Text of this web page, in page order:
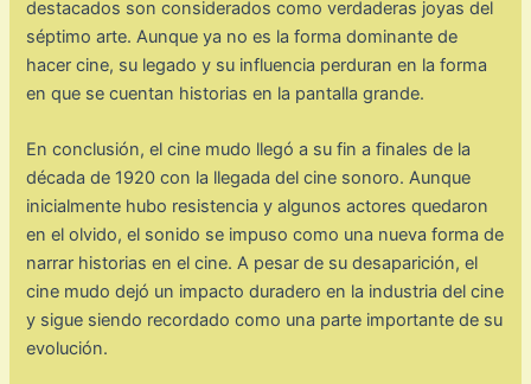
destacados son considerados como verdaderas joyas del
séptimo arte. Aunque ya no es la forma dominante de
hacer cine, su legado y su influencia perduran en la forma
en que se cuentan historias en la pantalla grande.
En conclusión, el cine mudo llegó a su fin a finales de la
década de 1920 con la llegada del cine sonoro. Aunque
inicialmente hubo resistencia y algunos actores quedaron
en el olvido, el sonido se impuso como una nueva forma de
narrar historias en el cine. A pesar de su desaparición, el
cine mudo dejó un impacto duradero en la industria del cine
y sigue siendo recordado como una parte importante de su
evolución.